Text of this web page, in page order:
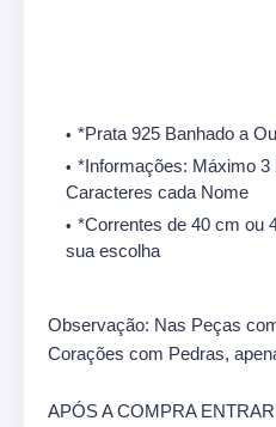
*Prata 925 Banhado a
*Informações: Máximo
Caracteres cada Nome
*Correntes de 40 cm ou
sua escolha
Observação: Nas Peças
Corações com Pedras,
APÓS A COMPRA